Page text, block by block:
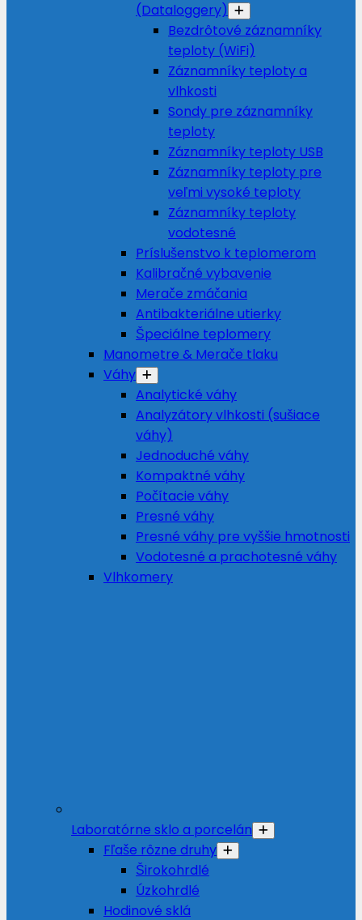
(Dataloggery)
Bezdrôtové záznamníky
teploty (WiFi)
Záznamníky teploty a
vlhkosti
Sondy pre záznamníky
teploty
Záznamníky teploty USB
Záznamníky teploty pre
veľmi vysoké teploty
Záznamníky teploty
vodotesné
Príslušenstvo k teplomerom
Kalibračné vybavenie
Merače zmáčania
Antibakteriálne utierky
Špeciálne teplomery
Manometre & Merače tlaku
Váhy
Analytické váhy
Analyzátory vlhkosti (sušiace
váhy)
Jednoduché váhy
Kompaktné váhy
Počítacie váhy
Presné váhy
Presné váhy pre vyššie hmotnosti
Vodotesné a prachotesné váhy
Vlhkomery
Laboratórne sklo a porcelán
Fľaše rôzne druhy
Širokohrdlé
Úzkohrdlé
Hodinové sklá